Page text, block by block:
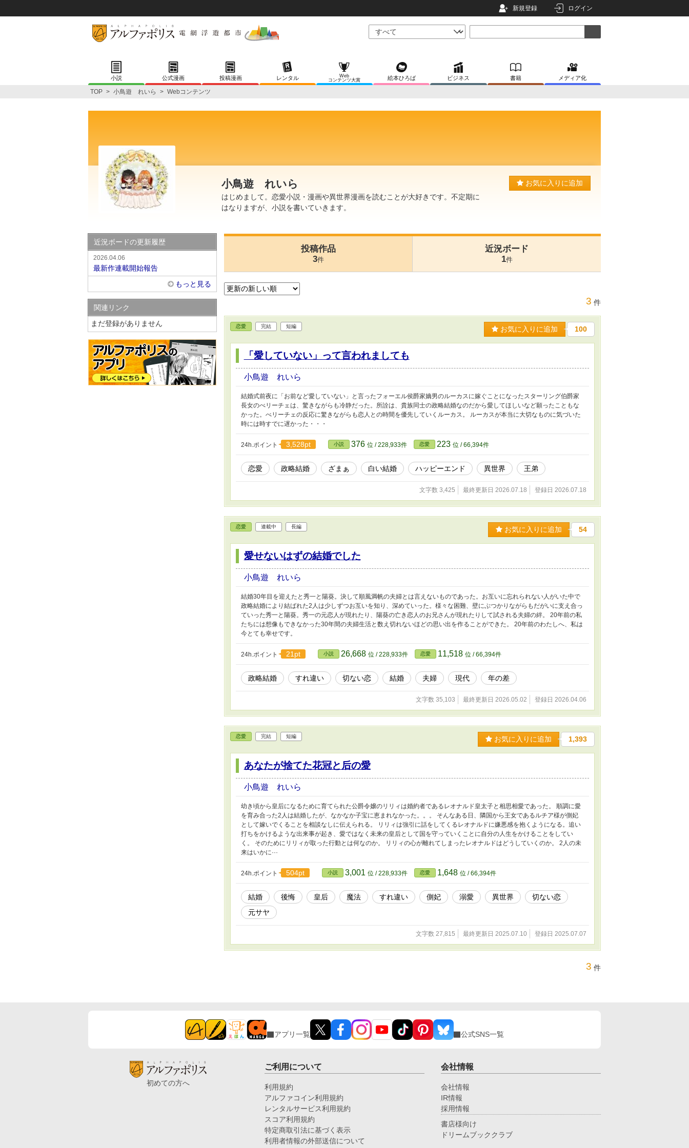
新規登録 ログイン
小説 公式漫画 投稿漫画 レンタル
Web
コンテンツ大賞
絵本ひろば ビジネス 書籍 メディア化
TOP > 小鳥遊 れいら > Webコンテンツ
小鳥遊 れいら
はじめまして。恋愛小説・漫画や異世界漫画を読むことが大好きです。不定期に
はなりますが、小説を書いていきます。
お気に入りに追加
投稿作品
3件
近況ボード
1件
3 件
恋愛 完結 短編 お気に入りに追加 100
「愛していない」って言われましても
小鳥遊 れいら
結婚式前夜に「お前など愛していない」と言ったフォーエル侯爵家嫡男のルーカスに嫁ぐことになったスターリング伯爵家
長女のべリーチェは、驚きながらも冷静だった。所詮は、貴族同士の政略結婚なのだから愛してほしいなど願ったこともな
かった。べリーチェの反応に驚きながらも恋人との時間を優先していくルーカス。 ルーカスが本当に大切なものに気づいた
時には時すでに遅かった・・・
24h.ポイント 3,528pt 小説 376 位 / 228,933件 恋愛 223 位 / 66,394件
恋愛 政略結婚 ざまぁ 白い結婚 ハッピーエンド 異世界 王弟
文字数 3,425 最終更新日 2026.07.18 登録日 2026.07.18
恋愛 連載中 長編 お気に入りに追加 54
愛せないはずの結婚でした
小鳥遊 れいら
結婚30年目を迎えたと秀一と陽葵。決して順風満帆の夫婦とは言えないものであった。お互いに忘れられない人がいた中で
政略結婚により結ばれた2人は少しずつお互いを知り、深めていった。様々な困難、壁にぶつかりながらもだがいに支え合っ
ていった秀一と陽葵。秀一の元恋人が現れたり、陽葵の亡き恋人のお兄さんが現れたりして試される夫婦の絆。 20年前の私
たちには想像もできなかった30年間の夫婦生活と数え切れないほどの思い出を作ることができた。 20年前のわたしへ、私は
今とても幸せです。
24h.ポイント 21pt 小説 26,668 位 / 228,933件 恋愛 11,518 位 / 66,394件
政略結婚 すれ違い 切ない恋 結婚 夫婦 現代 年の差
文字数 35,103 最終更新日 2026.05.02 登録日 2026.04.06
恋愛 完結 短編 お気に入りに追加 1,393
あなたが捨てた花冠と后の愛
小鳥遊 れいら
幼き頃から皇后になるために育てられた公爵令嬢のリリィは婚約者であるレオナルド皇太子と相思相愛であった。 順調に愛
を育み合った2人は結婚したが、なかなか子宝に恵まれなかった。。。 そんなある日、隣国から王女であるルチア様が側妃
として嫁いでくることを相談なしに伝えられる。 リリィは強引に話をしてくるレオナルドに嫌悪感を抱くようになる。追い
打ちをかけるような出来事が起き、愛ではなく未来の皇后として国を守っていくことに自分の人生をかけることをしてい
く。 そのためにリリィが取った行動とは何なのか。 リリィの心が離れてしまったレオナルドはどうしていくのか。 2人の未
来はいかに···
24h.ポイント 504pt 小説 3,001 位 / 228,933件 恋愛 1,648 位 / 66,394件
結婚 後悔 皇后 魔法 すれ違い 側妃 溺愛 異世界
切ない恋
元サヤ
文字数 27,815 最終更新日 2025.07.10 登録日 2025.07.07
3 件
近況ボードの更新履歴
2026.04.06
最新作連載開始報告
もっと見る
関連リンク
まだ登録がありません
アプリ一覧 公式SNS一覧
初めての方へ
ご利用について
利用規約
アルファコイン利用規約
レンタルサービス利用規約
スコア利用規約
特定商取引法に基づく表示
利用者情報の外部送信について
会社情報
会社情報
IR情報
採用情報
書店様向け
ドリームブッククラブ